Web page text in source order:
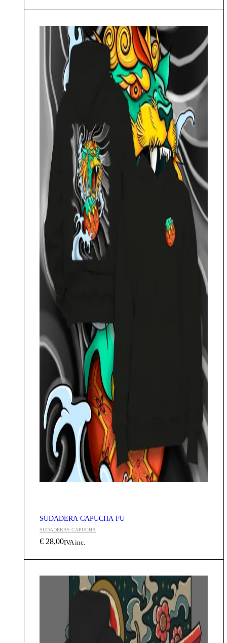
SUDADERA CAPUCHA FU
SUDADERAS CAPUCHA
€ 28,00IVA inc.